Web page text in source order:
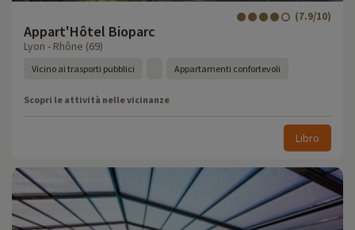
Appart'Hôtel Bioparc
(7.9/10)
Lyon - Rhône (69)
Vicino ai trasporti pubblici Appartamenti confortevoli
Scopri le attività nelle vicinanze
Libro